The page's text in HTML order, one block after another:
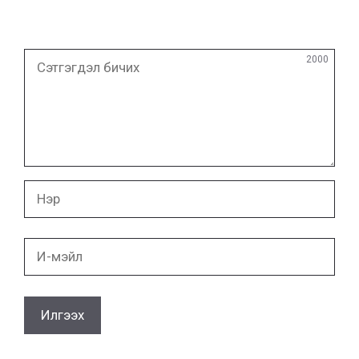
бичих
2000